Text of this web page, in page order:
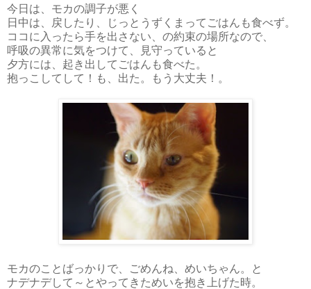
今日は、モカの調子が悪く
日中は、戻したり、じっとうずくまってごはんも食べず。
ココに入ったら手を出さない、の約束の場所なので、
呼吸の異常に気をつけて、見守っていると
夕方には、起き出してごはんも食べた。
抱っこしてして！も、出た。もう大丈夫！。
モカのことばっかりで、ごめんね、めいちゃん。と
ナデナデして～とやってきためいを抱き上げた時。